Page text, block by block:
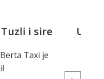
i sire
Taxi je